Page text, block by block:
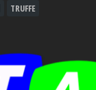
TRUFFE